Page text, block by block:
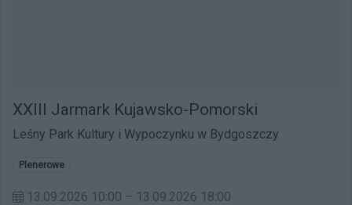
XXIII Jarmark Kujawsko-Pomorski
Leśny Park Kultury i Wypoczynku w Bydgoszczy
Plenerowe
13.09.2026 10:00 – 13.09.2026 18:00